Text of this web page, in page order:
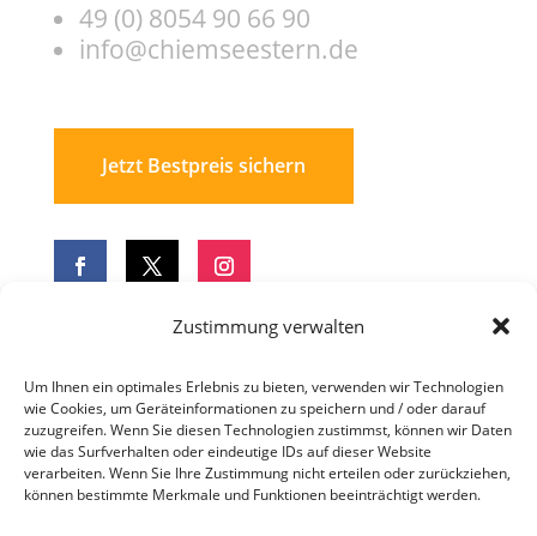
Zustimmung verwalten
Um Ihnen ein optimales Erlebnis zu bieten, verwenden wir Technologien
wie Cookies, um Geräteinformationen zu speichern und / oder darauf
zuzugreifen. Wenn Sie diesen Technologien zustimmst, können wir Daten
wie das Surfverhalten oder eindeutige IDs auf dieser Website
verarbeiten. Wenn Sie Ihre Zustimmung nicht erteilen oder zurückziehen,
können bestimmte Merkmale und Funktionen beeinträchtigt werden.
49 (0) 8054 90 66 90
info@chiemseestern.de
Jetzt Bestpreis sichern
JETZT BUCHEN
UND BESTPREIS
SICHERN.